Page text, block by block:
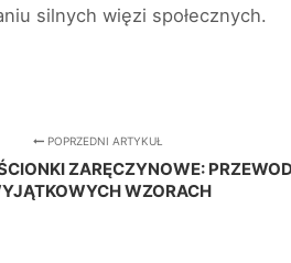
silnych więzi społecznych.
POPRZEDNI ARTYKUŁ
ZARĘCZYNOWE:
WZORACH